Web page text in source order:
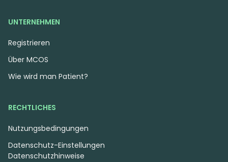
UNTERNEHMEN
Registrieren
Über MCOS
Wie wird man Patient?
RECHTLICHES
Nutzungsbedingungen
Datenschutzhinweise
Datenschutz-Einstellungen